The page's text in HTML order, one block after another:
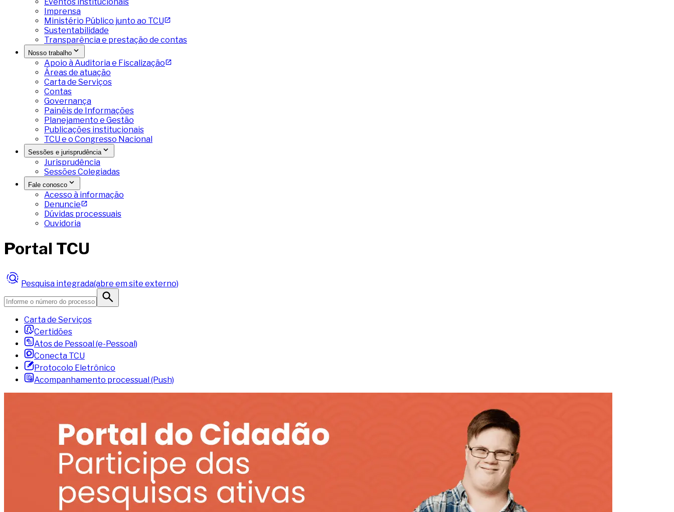
Imprensa
Ministério Público junto ao TCU
Sustentabilidade
Transparência e prestação de contas
Nosso trabalho
Apoio à Auditoria e Fiscalização
Áreas de atuação
Carta de Serviços
Contas
Governança
Painéis de Informações
Planejamento e Gestão
Publicações institucionais
TCU e o Congresso Nacional
Sessões e jurisprudência
Jurisprudência
Sessões Colegiadas
Fale conosco
Acesso à informação
Denuncie
Dúvidas processuais
Ouvidoria
Portal TCU
Pesquisa integrada(abre em site externo)
Carta de Serviços
Certidões
Atos de Pessoal (e-Pessoal)
Conecta TCU
Protocolo Eletrônico
Acompanhamento processual (Push)